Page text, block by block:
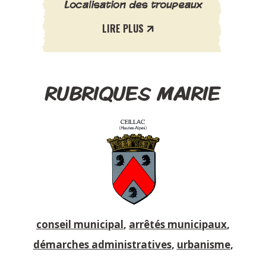
Localisation des troupeaux
LIRE PLUS
RUBRIQUES MAIRIE
conseil municipal, arrêtés municipaux,
démarches administratives, urbanisme,